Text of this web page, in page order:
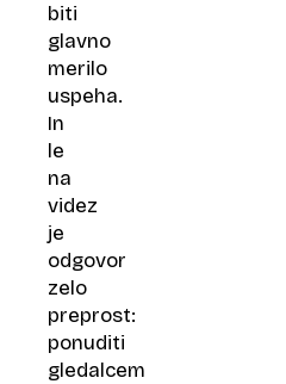
biti
glavno
merilo
uspeha.
In
le
na
videz
je
odgovor
zelo
preprost:
ponuditi
gledalcem